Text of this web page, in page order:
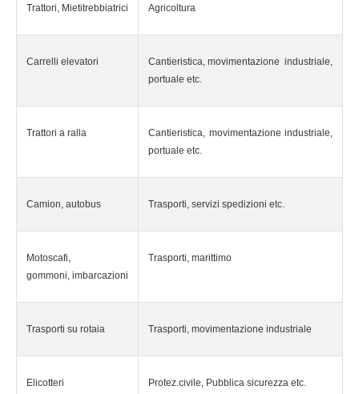
Trattori, Mietitrebbiatrici Agricoltura
Carrelli elevatori
Cantieristica, movimentazione industriale,
portuale etc.
Trattori a ralla
Cantieristica, movimentazione industriale,
portuale etc.
Camion, autobus Trasporti, servizi spedizioni etc.
Motoscafi,
gommoni, imbarcazioni
Trasporti, marittimo
Trasporti su rotaia Trasporti, movimentazione industriale
Elicotteri Protez.civile, Pubblica sicurezza etc.